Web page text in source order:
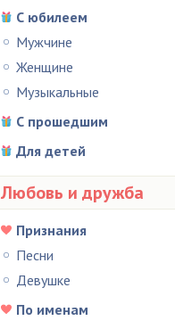
С юбилеем
Мужчине
Женщине
Музыкальные
С прошедшим
Для детей
Любовь и дружба
Признания
Песни
Девушке
По именам